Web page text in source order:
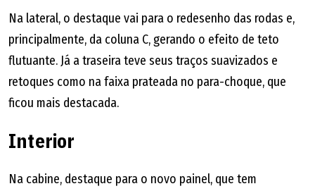
Na lateral, o destaque vai para o redesenho das rodas e,
principalmente, da coluna C, gerando o efeito de teto
flutuante. Já a traseira teve seus traços suavizados e
retoques como na faixa prateada no para-choque, que
ficou mais destacada.
Interior
Na cabine, destaque para o novo painel, que tem